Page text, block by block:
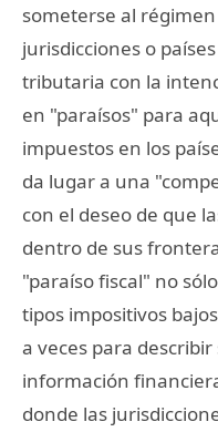
someterse al
jurisdicciones o
tributaria con la
en "paraísos" para
impuestos en los
da lugar a una
con el deseo de que
dentro de sus
"paraíso fiscal" no
tipos impositivos
a veces para
información
donde las